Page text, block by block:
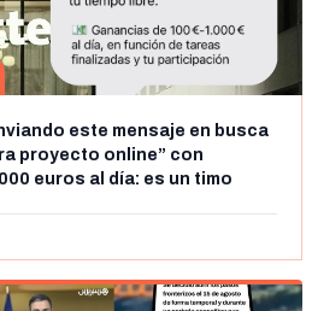
este mensaje en busca
proyecto online” con
euros al día: es un timo